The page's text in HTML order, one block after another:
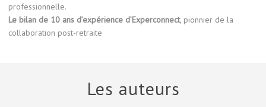
professionnelle.
Le bilan de 10 ans d’expérience d’Experconnect, pionnier de la
collaboration post-retraite
Les auteurs